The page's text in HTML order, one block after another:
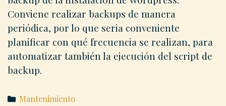
Conviene realizar backups de manera
periódica, por lo que seria conveniente
planificar con qué frecuencia se realizan, para
automatizar también la ejecución del script de
backup.
Categories
Mantenimiento